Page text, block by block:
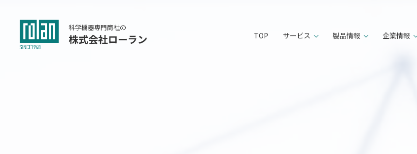
科学機器専門商社の
株式会社ローラン TOP サービス 製品情報 企業情報